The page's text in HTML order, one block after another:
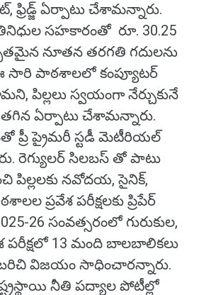
ఫ్రిడ్జ్ ఏర్పాటు చేశామన్నారు.
సహకారంతో రూ. 30.25
నూతన తరగతి గదులను
సారి పాఠశాలలో కంప్యూటర్
పిల్లలు స్వయంగా నేర్చుకునే
ఏర్పాటు చేశామన్నారు.
ప్రీ ప్రైమరీ స్టడీ మెటీరియల్
రెగ్యులర్ సిలబస్ తో పాటు
పిల్లలకు నవోదయ, సైనిక్,
ప్రవేశ పరీక్షలకు ప్రిపేర్
26 సంవత్సరంలో గురుకుల,
పరీక్షలో 13 మంది బాలబాలికలు
విజయం సాధించారన్నారు.
నీతి పద్యాల పోటీల్లో